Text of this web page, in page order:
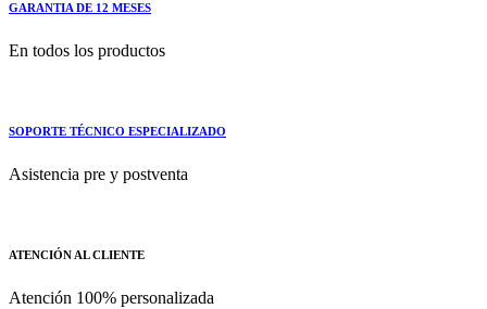
GARANTIA DE 12 MESES
En todos los productos
SOPORTE TÉCNICO ESPECIALIZADO
Asistencia pre y postventa
ATENCIÓN AL CLIENTE
Atención 100% personalizada